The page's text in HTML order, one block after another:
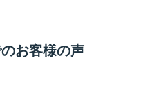
お客様の声